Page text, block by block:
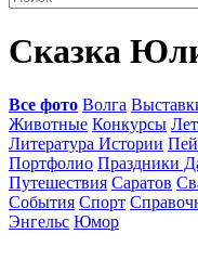
Сказка
Все фото Волга
Животные Конкурсы
Литература Истории
Портфолио Праздники
Путешествия Саратов
События Спорт
Энгельс Юмор